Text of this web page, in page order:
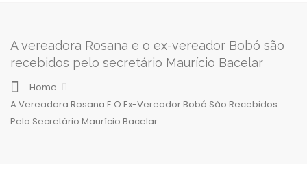
A vereadora Rosana e o ex-vereador Bobó são
recebidos pelo secretário Maurício Bacelar
Home
A Vereadora Rosana E O Ex-Vereador Bobó São Recebidos
Pelo Secretário Maurício Bacelar